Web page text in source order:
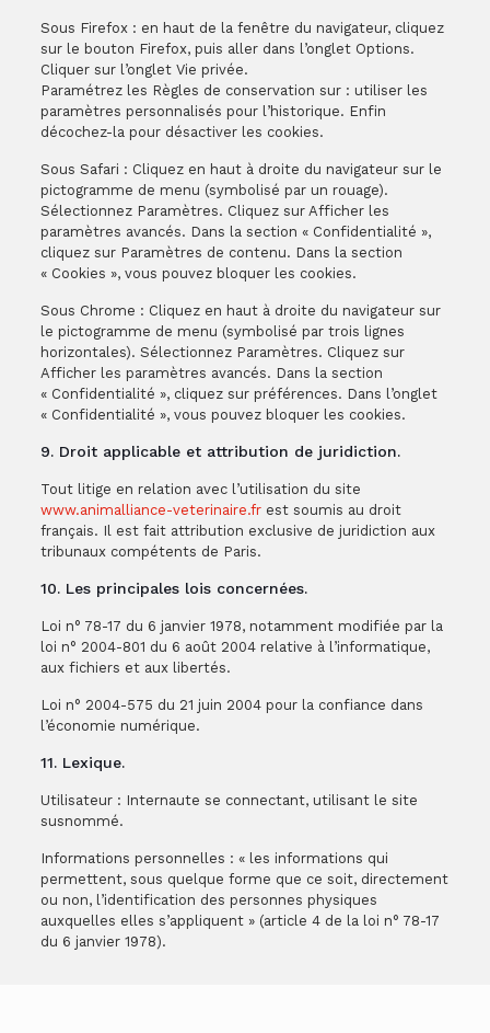
Sous Firefox : en haut de la fenêtre du navigateur, cliquez
sur le bouton Firefox, puis aller dans l’onglet Options.
Cliquer sur l’onglet Vie privée.
Paramétrez les Règles de conservation sur : utiliser les
paramètres personnalisés pour l’historique. Enfin
décochez-la pour désactiver les cookies.
Sous Safari : Cliquez en haut à droite du navigateur sur le
pictogramme de menu (symbolisé par un rouage).
Sélectionnez Paramètres. Cliquez sur Afficher les
paramètres avancés. Dans la section « Confidentialité »,
cliquez sur Paramètres de contenu. Dans la section
« Cookies », vous pouvez bloquer les cookies.
Sous Chrome : Cliquez en haut à droite du navigateur sur
le pictogramme de menu (symbolisé par trois lignes
horizontales). Sélectionnez Paramètres. Cliquez sur
Afficher les paramètres avancés. Dans la section
« Confidentialité », cliquez sur préférences. Dans l’onglet
« Confidentialité », vous pouvez bloquer les cookies.
9. Droit applicable et attribution de juridiction.
Tout litige en relation avec l’utilisation du site
www.animalliance-veterinaire.frest soumis au droit
français. Il est fait attribution exclusive de juridiction aux
tribunaux compétents de Paris.
10. Les principales lois concernées.
Loi n° 78-17 du 6 janvier 1978, notamment modifiée par la
loi n° 2004-801 du 6 août 2004 relative à l’informatique,
aux fichiers et aux libertés.
Loi n° 2004-575 du 21 juin 2004 pour la confiance dans
l’économie numérique.
11. Lexique.
Utilisateur : Internaute se connectant, utilisant le site
susnommé.
Informations personnelles : « les informations qui
permettent, sous quelque forme que ce soit, directement
ou non, l’identification des personnes physiques
auxquelles elles s’appliquent » (article 4 de la loi n° 78-17
du 6 janvier 1978).